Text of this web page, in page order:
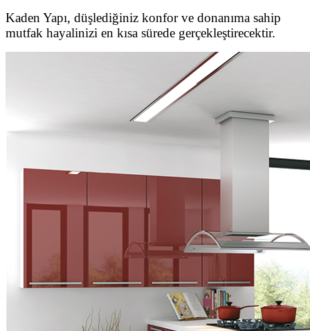
Kaden Yapı, düşlediğiniz konfor ve donanıma sahip
mutfak hayalinizi en kısa sürede gerçekleştirecektir.